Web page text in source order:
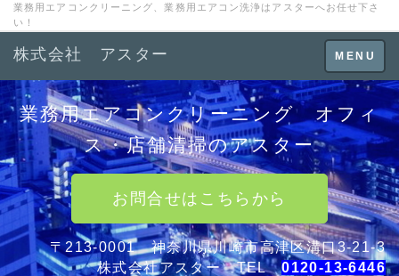
業務用エアコンクリーニング、業務用エアコン洗浄はアスターへお任せ下さ
い！
Toggle
navigation
MENU
株式会社 アスター
業務用エアコンクリーニング オフィ
ス・店舗清掃のアスター
お問合せはこちらから
〒213-0001 神奈川県川崎市高津区溝口3-21-3
株式会社アスター TEL0120-13-6446